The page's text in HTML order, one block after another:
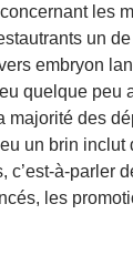
les
un
embryon
quelque peu
majorité des
un brin inclut
c’est-à-parler
les